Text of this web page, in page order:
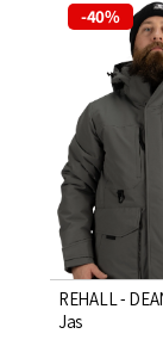
-40%
REHALL -
Jas